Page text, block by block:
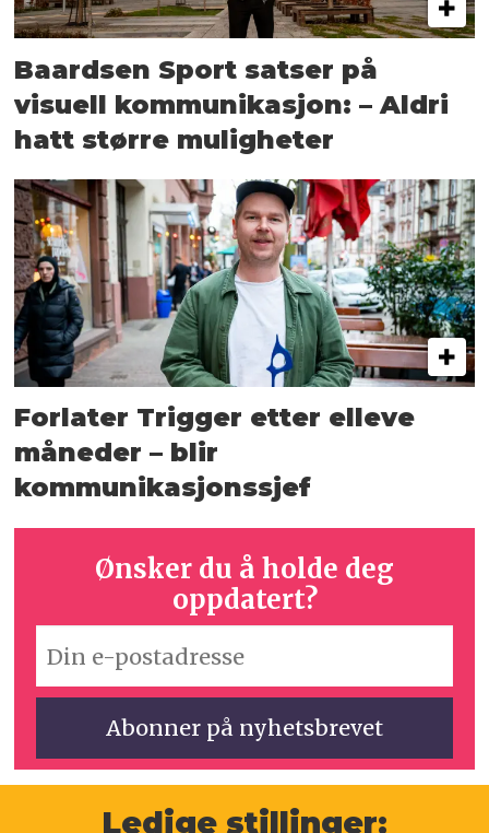
Baardsen Sport satser på
visuell kommunikasjon: – Aldri
hatt større muligheter
Forlater Trigger etter elleve
måneder – blir
kommunikasjonssjef
Ønsker du å holde deg
oppdatert?
Ledige stillinger: